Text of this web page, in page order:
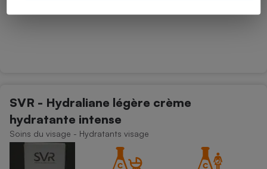
SVR - Hydraliane légère crème
hydratante intense
Soins du visage - Hydratants visage